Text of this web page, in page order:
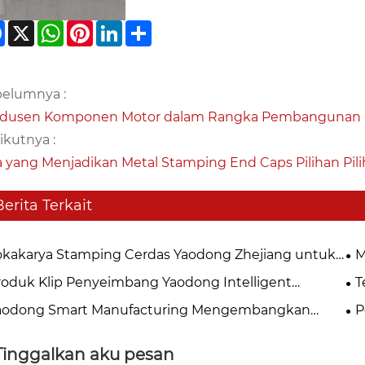
Facebook
X WhatsApp
PinterestLinkedIn
:
Komponen Motor dalam Rangka Pembangunan
:
yang Menjadikan Metal Stamping End Caps Pilihan
Terkait
Stamping Cerdas Yaodong Zhejiang untuk
Resmi Memulai Produksi, Menandai Tonggak
dalam Peningkatan Kualitas dan Peningkatan
Klip Penyeimbang Yaodong Intelligent
Mengalami Peningkatan Komprehensif,
Stamping Presisi Mendukung Pengoperasian
Smart Manufacturing Mengembangkan
Peningkatan Manufaktur Motor Efisiensi
aku pesan